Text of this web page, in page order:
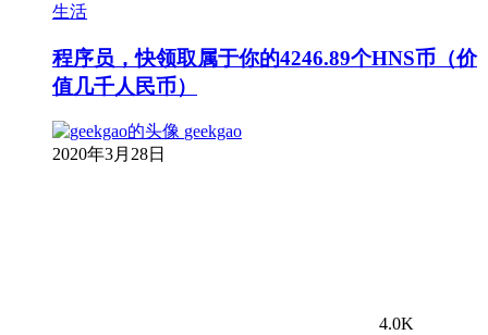
生活
程序员，快领取属于你的4246.89个HNS币（价
值几千人民币）
geekgao
2020年3月28日
4.0K